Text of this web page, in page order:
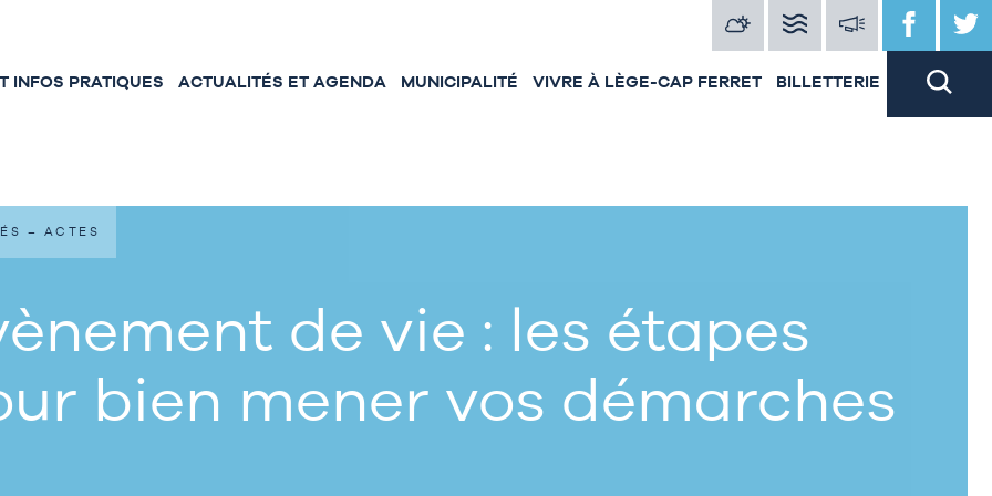
INFOS PRATIQUES ACTUALITÉS ET AGENDA MUNICIPALITÉ VIVRE À LÈGE-CAP FERRET BILLETTERIE
de vie : les étapes
bien mener vos démarches
– ACTES